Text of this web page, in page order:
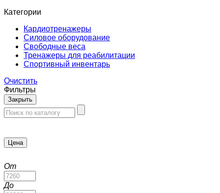
Категории
Кардиотренажеры
Силовое оборудование
Свободные веса
Тренажеры для реабилитации
Спортивный инвентарь
Очистить
Фильтры
Закрыть
Цена
От
До